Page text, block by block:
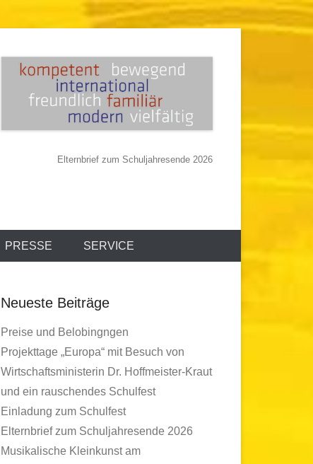
Elternbrief zum Schuljahresende 2026
PRESSE SERVICE
Neueste Beiträge
Preise und Belobingngen
Projekttage „Europa“ mit Besuch von
Wirtschaftsministerin Dr. Hoffmeister-Kraut
und ein rauschendes Schulfest
Einladung zum Schulfest
Elternbrief zum Schuljahresende 2026
Musikalische Kleinkunst am